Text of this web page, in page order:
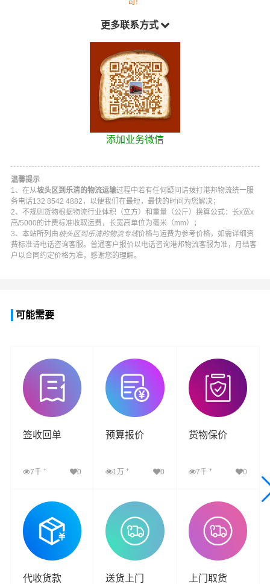
更多联系方式
添加业务微信
温馨提示
1、在从坡头区到乐清的物流运输过程中若有任何疑问请拨打 港邦物流统一服
务电话132 8542 4882 ，以便我们在最短，最快的时间为您解决；
2、不规则货物根据物流行业体积（立方）和重量（公斤）换算公式：长x宽x
高/5000的计费标准收取运费，长宽高单位为毫米（mm）；
3、本站所列由坡头区到乐清的物流专线价格与运费为参考价格，如需详细资
费标准请电话咨询客服。普通客户报价以电话咨询港邦物流客服为准，月结客
户以合同约定价格为准，感谢您的理解。
可能需要
签收回单
7千 + 0
查看详细
预算报价
1万+ 0
查看详细
货物保价
7千 + 0
查看详细
代收货款 送货上门 上门取货